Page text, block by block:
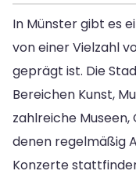
In Münster gibt es
von einer Vielzahl
geprägt ist. Die
Bereichen Kunst,
zahlreiche Museen,
denen regelmäßig
Konzerte